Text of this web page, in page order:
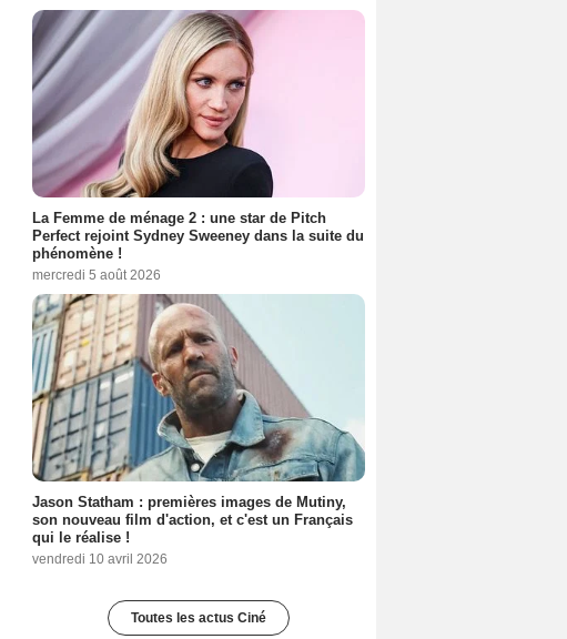
La Femme de ménage 2 : une star de Pitch
Perfect rejoint Sydney Sweeney dans la suite du
phénomène !
mercredi 5 août 2026
Jason Statham : premières images de Mutiny,
son nouveau film d'action, et c'est un Français
qui le réalise !
vendredi 10 avril 2026
Toutes les actus Ciné